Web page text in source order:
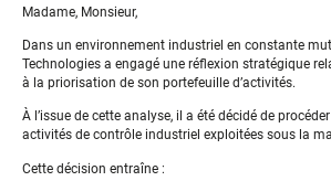
Madame, Monsieur,
Dans un environnement industriel en constante
Technologies a engagé une réflexion stratégique
à la priorisation de son portefeuille d’activités.
À l’issue de cette analyse, il a été décidé de
activités de contrôle industriel exploitées sous la
Cette décision entraîne :